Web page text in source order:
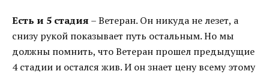
Есть и 5 стадия – Ветеран. Он никуда не лезет, а
снизу рукой показывает путь остальным. Но мы
должны помнить, что Ветеран прошел предыдущие
4 стадии и остался жив. И он знает цену всему этому